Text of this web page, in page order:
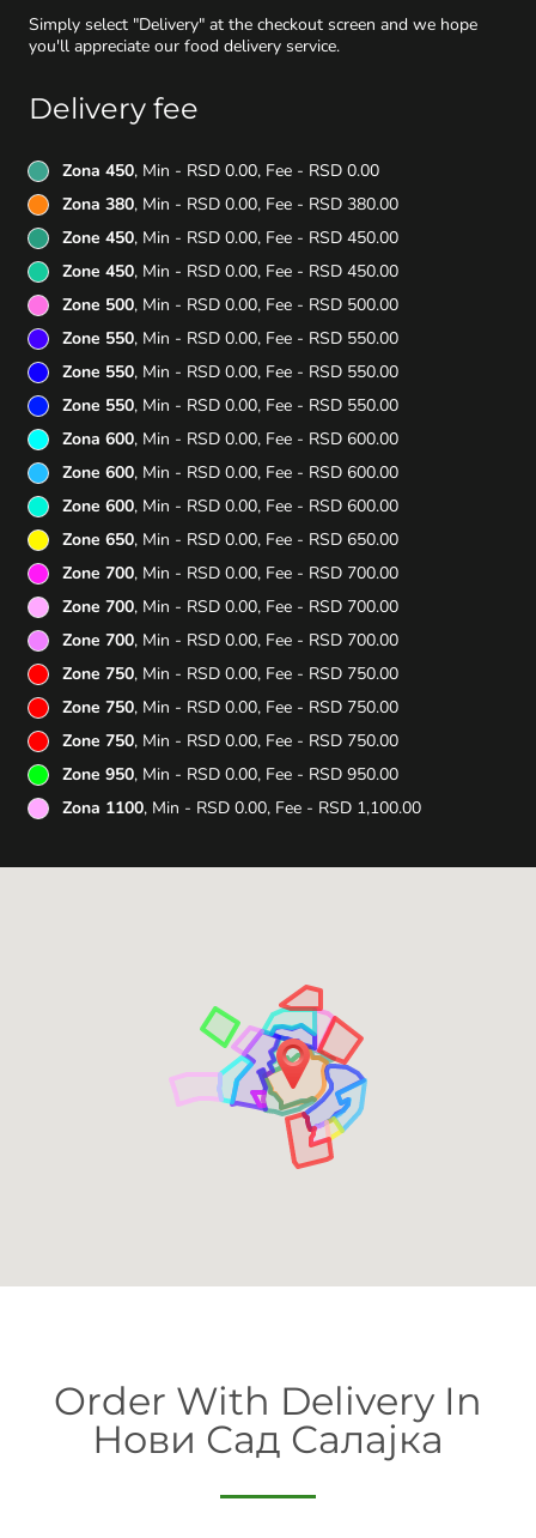
Simply select "Delivery" at the checkout screen and we hope
you'll appreciate our food delivery service.
Delivery fee
Zona 450, Min - RSD 0.00, Fee - RSD 0.00
Zona 380, Min - RSD 0.00, Fee - RSD 380.00
Zone 450, Min - RSD 0.00, Fee - RSD 450.00
Zone 450, Min - RSD 0.00, Fee - RSD 450.00
Zone 500, Min - RSD 0.00, Fee - RSD 500.00
Zone 550, Min - RSD 0.00, Fee - RSD 550.00
Zone 550, Min - RSD 0.00, Fee - RSD 550.00
Zone 550, Min - RSD 0.00, Fee - RSD 550.00
Zona 600, Min - RSD 0.00, Fee - RSD 600.00
Zone 600, Min - RSD 0.00, Fee - RSD 600.00
Zone 600, Min - RSD 0.00, Fee - RSD 600.00
Zone 650, Min - RSD 0.00, Fee - RSD 650.00
Zone 700, Min - RSD 0.00, Fee - RSD 700.00
Zone 700, Min - RSD 0.00, Fee - RSD 700.00
Zone 700, Min - RSD 0.00, Fee - RSD 700.00
Zone 750, Min - RSD 0.00, Fee - RSD 750.00
Zone 750, Min - RSD 0.00, Fee - RSD 750.00
Zone 750, Min - RSD 0.00, Fee - RSD 750.00
Zone 950, Min - RSD 0.00, Fee - RSD 950.00
Zona 1100, Min - RSD 0.00, Fee - RSD 1,100.00
Order With Delivery In
Нови Сад Салајка